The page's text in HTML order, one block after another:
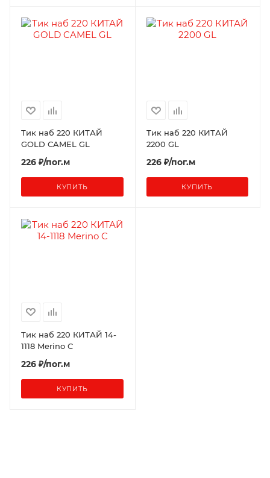
Тик наб 220 КИТАЙ
GOLD CAMEL GL
226 ₽/пог.м
КУПИТЬ
Тик наб 220 КИТАЙ
2200 GL
226 ₽/пог.м
КУПИТЬ
Тик наб 220 КИТАЙ 14-
1118 Merino C
226 ₽/пог.м
КУПИТЬ